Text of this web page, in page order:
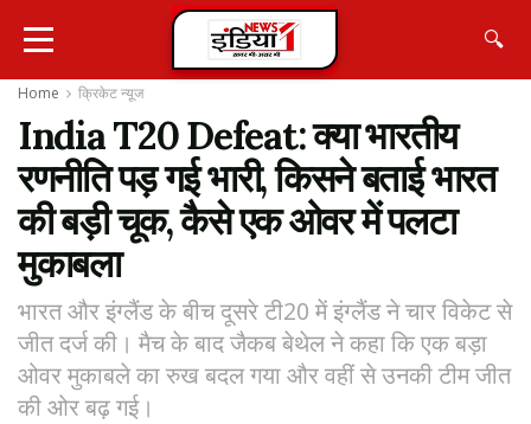
🔍
Home क्रिकेट न्यू़ज
India T20 Defeat: क्या भारतीय
रणनीति पड़ गई भारी, किसने बताई भारत
की बड़ी चूक, कैसे एक ओवर में पलटा
मुकाबला
भारत और इंग्लैंड के बीच दूसरे टी20 में इंग्लैंड ने चार विकेट से
जीत दर्ज की। मैच के बाद जैकब बेथेल ने कहा कि एक बड़ा
ओवर मुकाबले का रुख बदल गया और वहीं से उनकी टीम जीत
की ओर बढ़ गई।